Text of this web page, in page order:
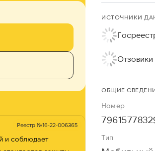
Реестр №16-22-006365
и соблюдает
ИСТОЧНИКИ
Отзовики
ОБЩИЕ
Номер
Тип